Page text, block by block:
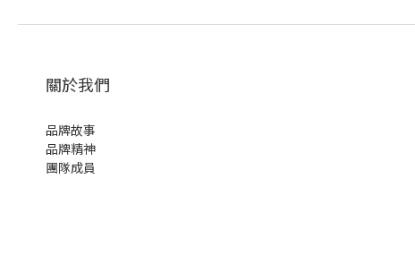
關於我們
品牌故事
品牌精神
團隊成員